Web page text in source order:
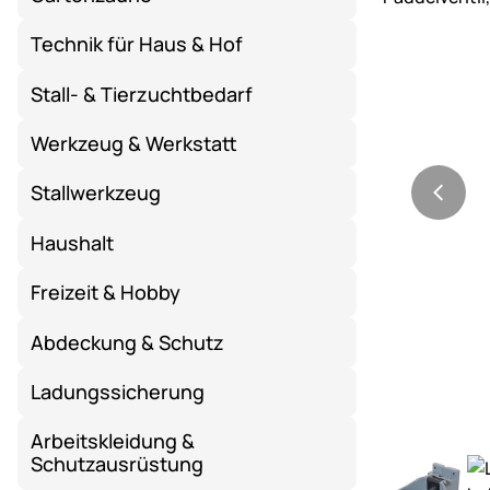
Technik für Haus & Hof
Stall- & Tierzuchtbedarf
Werkzeug & Werkstatt
Stallwerkzeug
Haushalt
Freizeit & Hobby
Abdeckung & Schutz
Ladungssicherung
Arbeitskleidung &
Schutzausrüstung